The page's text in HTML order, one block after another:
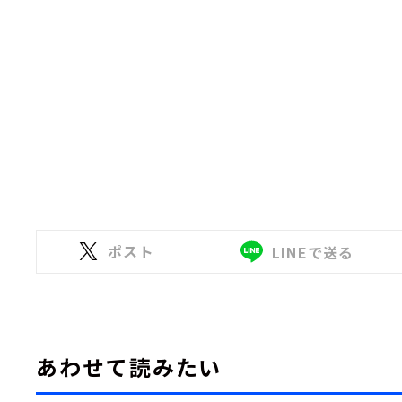
ポスト LINEで送る
あわせて読みたい